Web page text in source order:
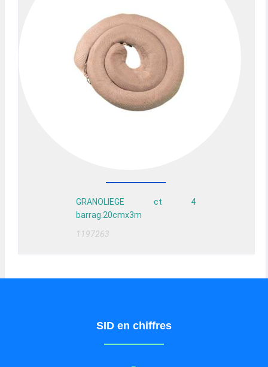
GRANOLIEGE ct 4
barrag.20cmx3m
1197263
SID en chiffres